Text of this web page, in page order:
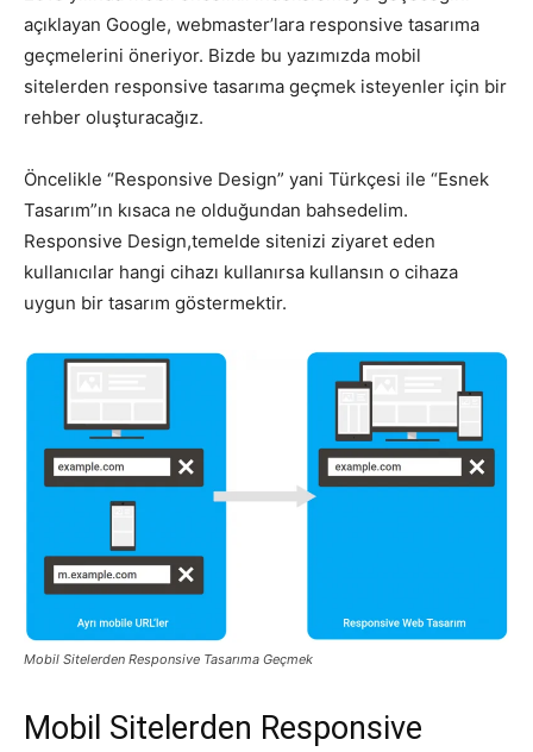
SEO,
SEM,
ASO,
UI/UX
açıklayan Google, webmaster’lara responsive tasarıma
geçmelerini öneriyor. Bizde bu yazımızda mobil
sitelerden responsive tasarıma geçmek isteyenler için bir
rehber oluşturacağız.
Öncelikle “Responsive Design” yani Türkçesi ile “Esnek
Tasarım”ın kısaca ne olduğundan bahsedelim.
Responsive Design,temelde sitenizi ziyaret eden
kullanıcılar hangi cihazı kullanırsa kullansın o cihaza
uygun bir tasarım göstermektir.
Mobil Sitelerden Responsive Tasarıma Geçmek
Mobil Sitelerden Responsive